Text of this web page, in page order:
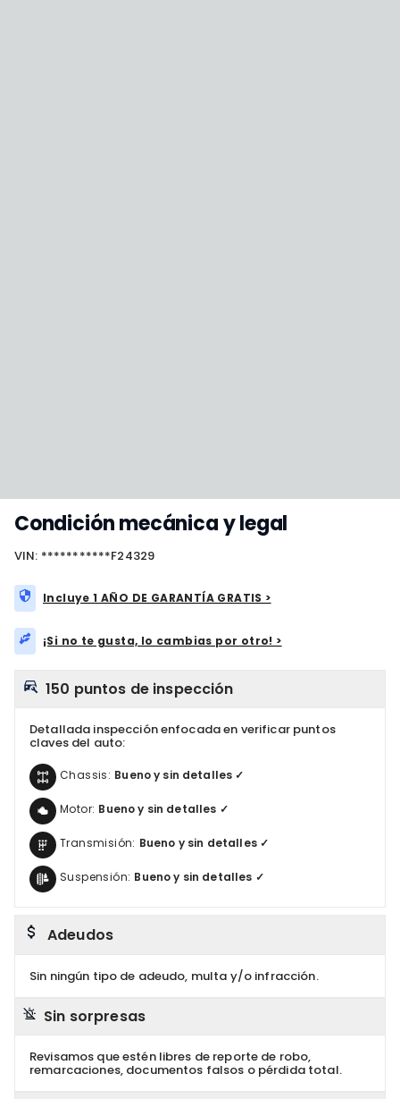
Condición mecánica y legal
VIN: ***********F24329
Incluye 1 AÑO DE GARANTÍA GRATIS >
¡Si no te gusta, lo cambias por otro! >
150 puntos de inspección
Detallada inspección enfocada en verificar puntos
claves del auto:
Chassis: Bueno y sin detalles ✓
Motor: Bueno y sin detalles ✓
Transmisión: Bueno y sin detalles ✓
Suspensión: Bueno y sin detalles ✓
Adeudos
Sin ningún tipo de adeudo, multa y/o infracción.
Sin sorpresas
Revisamos que estén libres de reporte de robo,
remarcaciones, documentos falsos o pérdida total.